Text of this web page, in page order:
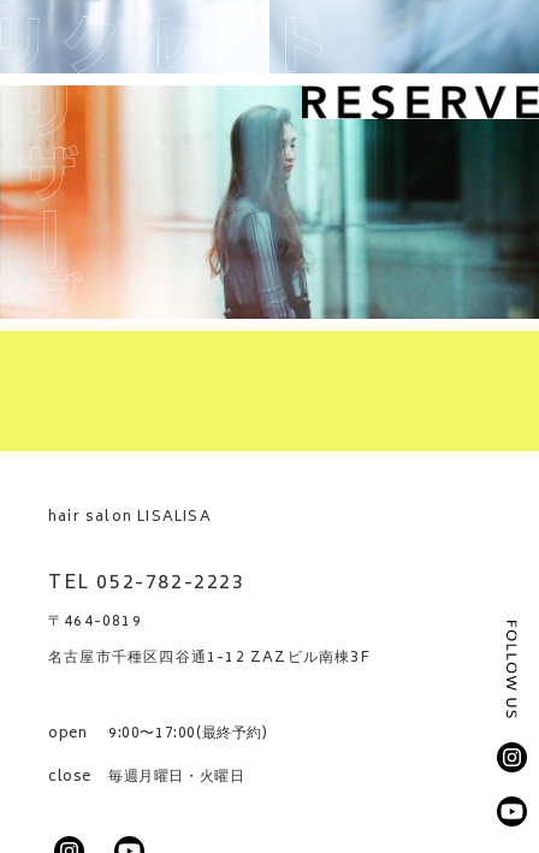
hair salon LISALISA
TEL 052-782-2223
〒464-0819
名古屋市千種区四谷通1-12 ZAZビル南棟3F
open
9:00〜17:00(最終予約)
close
毎週月曜日・火曜日